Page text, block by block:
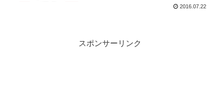
2016.07.22
スポンサーリンク